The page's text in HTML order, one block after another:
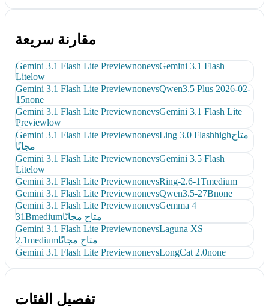
مقارنة سريعة
Gemini 3.1 Flash Lite PreviewnonevsGemini 3.1 Flash
Litelow
Gemini 3.1 Flash Lite PreviewnonevsQwen3.5 Plus 2026-02-
15none
Gemini 3.1 Flash Lite PreviewnonevsGemini 3.1 Flash Lite
Previewlow
Gemini 3.1 Flash Lite PreviewnonevsLing 3.0 Flashhighمتاح
مجانًا
Gemini 3.1 Flash Lite PreviewnonevsGemini 3.5 Flash
Litelow
Gemini 3.1 Flash Lite PreviewnonevsRing-2.6-1Tmedium
Gemini 3.1 Flash Lite PreviewnonevsQwen3.5-27Bnone
Gemini 3.1 Flash Lite PreviewnonevsGemma 4
31Bmediumمتاح مجانًا
Gemini 3.1 Flash Lite PreviewnonevsLaguna XS
2.1mediumمتاح مجانًا
Gemini 3.1 Flash Lite PreviewnonevsLongCat 2.0none
تفصيل الفئات